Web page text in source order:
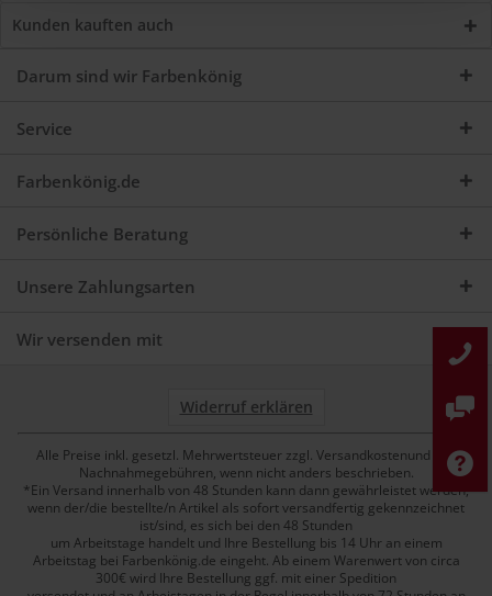
Kunden kauften auch
Darum sind wir Farbenkönig
Service
Farbenkönig.de
Persönliche Beratung
Unsere Zahlungsarten
Wir versenden mit
Widerruf erklären
Alle Preise inkl. gesetzl. Mehrwertsteuer zzgl. Versandkostenund ggf.
Nachnahmegebühren, wenn nicht anders beschrieben.
*Ein Versand innerhalb von 48 Stunden kann dann gewährleistet werden,
wenn der/die bestellte/n Artikel als sofort versandfertig gekennzeichnet
ist/sind, es sich bei den 48 Stunden
um Arbeitstage handelt und Ihre Bestellung bis 14 Uhr an einem
Arbeitstag bei Farbenkönig.de eingeht. Ab einem Warenwert von circa
300€ wird Ihre Bestellung ggf. mit einer Spedition